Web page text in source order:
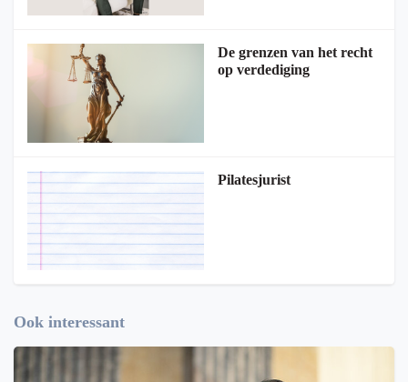
De grenzen van het recht
op verdediging
Pilatesjurist
Ook interessant